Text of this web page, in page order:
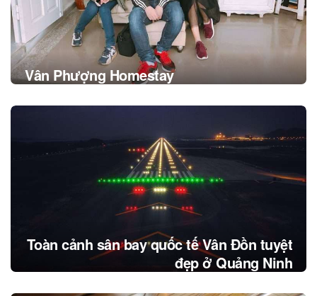
Vân Phượng Homestay
Toàn cảnh sân bay quốc tế Vân Đồn tuyệt
đẹp ở Quảng Ninh